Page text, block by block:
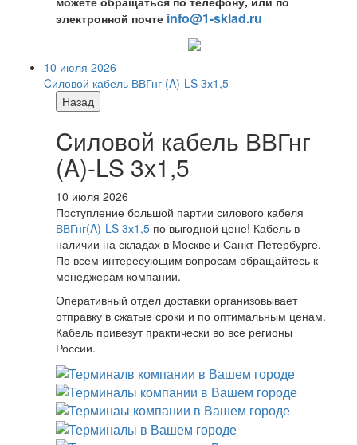
электронной почте info@1-sklad.ru
10 июля 2026
Cиловой кабель ВВГнг (A)-LS 3х1,5
Назад
Cиловой кабель ВВГнг
(A)-LS 3х1,5
10 июля 2026
Поступление большой партии силового кабеля
ВВГнг(A)-LS 3х1,5 по выгодной цене! Кабель в
наличии на складах в Москве и Санкт-Петербурге.
По всем интересующим вопросам обращайтесь к
менеджерам компании.
Оперативный отдел доставки организовывает
отправку в сжатые сроки и по оптимальным ценам.
Кабель привезут практически во все регионы
России.